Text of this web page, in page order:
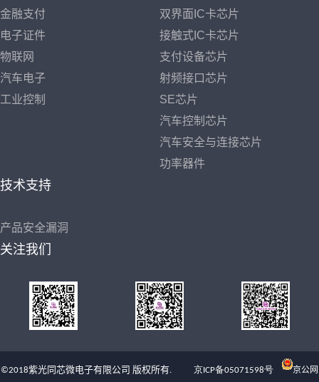
金融支付
电子证件
物联网
汽车电子
工业控制
双界面IC卡芯片
接触式IC卡芯片
支付设备芯片
射频接口芯片
SE芯片
汽车控制芯片
汽车安全与连接芯片
功率器件
技术支持
产品安全漏洞
关注我们
©2018紫光同芯微电子有限公司 版权所有. 京ICP备05071598号 京公网